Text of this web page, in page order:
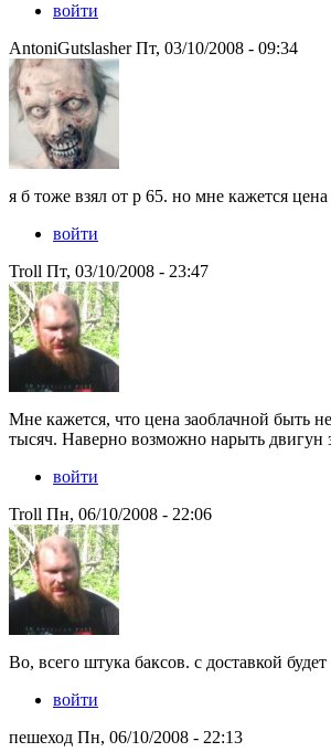
войти
AntoniGutslasher Пт, 03/10/2008 - 09:34
я б тоже взял от р 65. но мне кажется цена
войти
Troll Пт, 03/10/2008 - 23:47
Мне кажется, что цена заоблачной быть
тысяч. Наверно возможно нарыть двигун
войти
Troll Пн, 06/10/2008 - 22:06
Во, всего штука баксов. с доставкой
войти
пешеход Пн, 06/10/2008 - 22:13